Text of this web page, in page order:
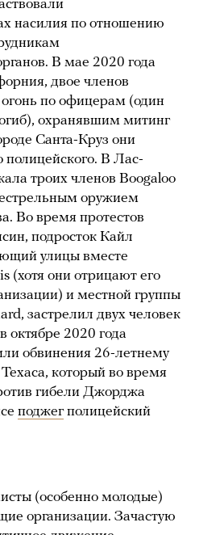
насилия по отношению
В мае 2020 года
двое членов
по офицерам (один
охранявшим митинг
Санта-Круз они
полицейского. В Лас-
троих членов Boogaloо
оружием
Во время протестов
подросток Кайл
улицы вместе
(хотя они отрицают его
и местной группы
застрелил двух человек
октябре 2020 года
обвинения 26-летнему
который во время
гибели Джорджа
поджегполицейский
(особенно молодые)
организации. Зачастую